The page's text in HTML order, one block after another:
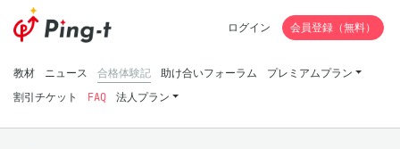
教材 ニュース 合格体験記 助け合いフォーラム
プレミアムプラン
割引チケット
FAQ 法人プラン
ログイン 会員登録（無料）